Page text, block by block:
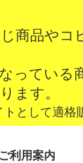
商品やコ
っている
ます。
として適格
利用案内